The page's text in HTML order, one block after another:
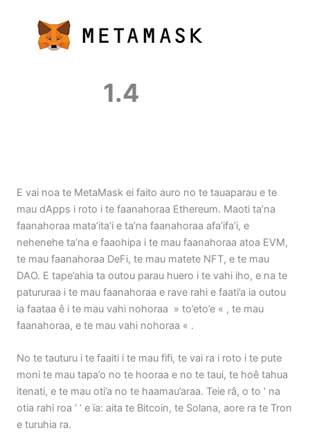
1.4
E vai noa te MetaMask ei faito auro no te tauaparau e te
mau dApps i roto i te faanahoraa Ethereum. Maoti ta’na
faanahoraa mata’ita’i e ta’na faanahoraa afa’ifa’i, e
nehenehe ta’na e faaohipa i te mau faanahoraa atoa EVM,
te mau faanahoraa DeFi, te mau matete NFT, e te mau
DAO. E tape’ahia ta outou parau huero i te vahi iho, e na te
patururaa i te mau faanahoraa e rave rahi e faati’a ia outou
ia faataa ê i te mau vahi nohoraa » to’eto’e « , te mau
faanahoraa, e te mau vahi nohoraa « .
No te tauturu i te faaiti i te mau fifi, te vai ra i roto i te pute
moni te mau tapa’o no te hooraa e no te taui, te hoê tahua
itenati, e te mau oti’a no te haamau’araa. Teie râ, o to ‘ na
otia rahi roa ‘ ‘ e ïa: aita te Bitcoin, te Solana, aore ra te Tron
e turuhia ra.